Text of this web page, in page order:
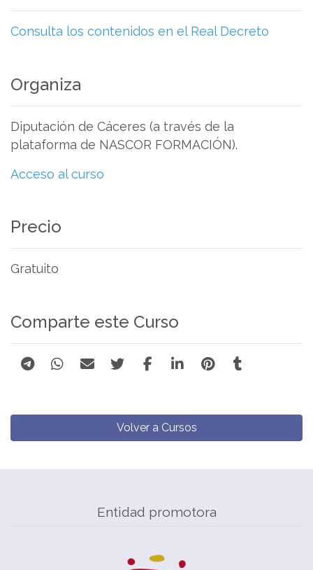
Consulta los contenidos en el Real Decreto
Organiza
Diputación de Cáceres (a través de la
plataforma de NASCOR FORMACIÓN).
Acceso al curso
Precio
Gratuito
Comparte este Curso
Volver a Cursos
Entidad promotora